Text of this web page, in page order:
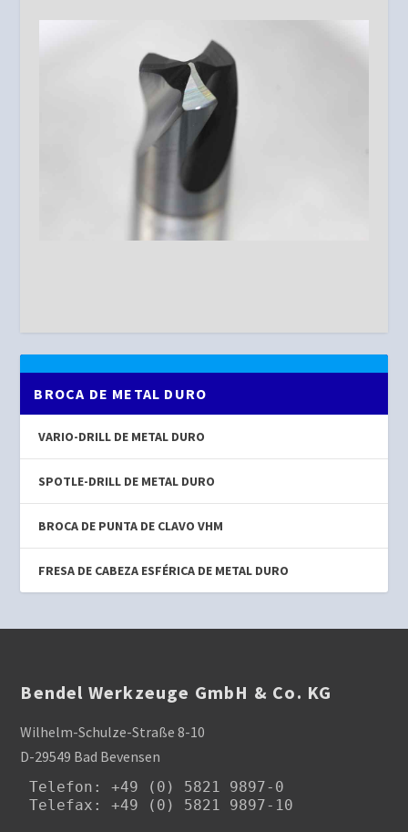
BROCA DE METAL DURO
VARIO-DRILL DE METAL DURO
SPOTLE-DRILL DE METAL DURO
BROCA DE PUNTA DE CLAVO VHM
FRESA DE CABEZA ESFÉRICA DE METAL DURO
Bendel Werkzeuge GmbH & Co. KG
Wilhelm-Schulze-Straße 8-10
D-29549 Bad Bevensen
Telefon : +49 (0) 5821 9897-0
Telefax: +49 (0) 5821 9897-10